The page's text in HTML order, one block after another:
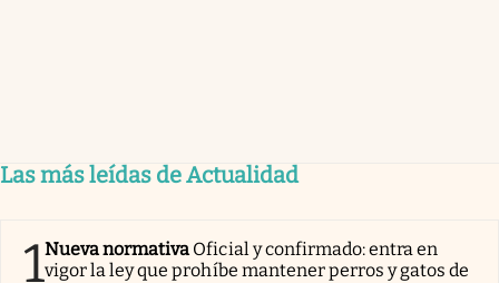
Las más leídas de Actualidad
1Nueva normativa Oficial y confirmado: entra en
vigor la ley que prohíbe mantener perros y gatos de